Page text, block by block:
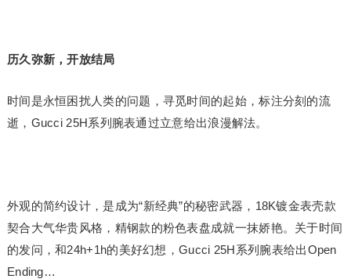
历久弥新，开放结局
时间是永恒困扰人类的问题，寻觅时间的起始，标注分刻的流
逝，Gucci 25H系列腕表通过立意给出浪漫解法。
外观的简约设计，是成为“新经典”的秘密武器，18K镀金表壳款
契合大气华贵风格，精钢款的粉色表盘成就一抹娇艳。关于时间
的发问，和24h+1h的美好幻想，Gucci 25H系列腕表给出Open
Ending…